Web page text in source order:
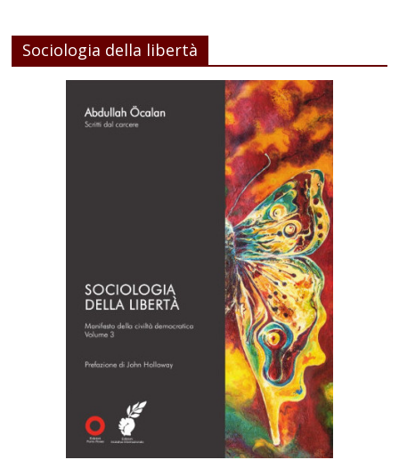
Sociologia della libertà